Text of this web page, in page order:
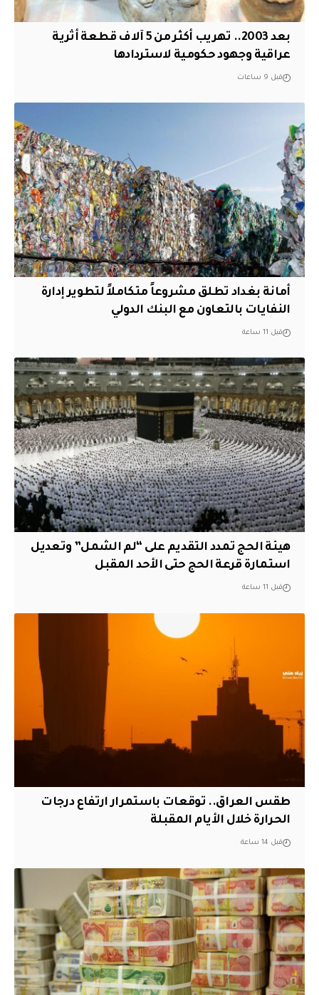
بعد 2003.. تهريب أكثر من 5 آلاف قطعة أثرية
عراقية وجهود حكومية لاستردادها
قبل 9 ساعات
أمانة بغداد تطلق مشروعاً متكاملاً لتطوير إدارة
النفايات بالتعاون مع البنك الدولي
قبل 11 ساعة
هيئة الحج تمدد التقديم على “لم الشمل” وتعديل
استمارة قرعة الحج حتى الأحد المقبل
قبل 11 ساعة
طقس العراق.. توقعات باستمرار ارتفاع درجات
الحرارة خلال الأيام المقبلة
قبل 14 ساعة